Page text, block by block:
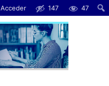
Acceder 147 47